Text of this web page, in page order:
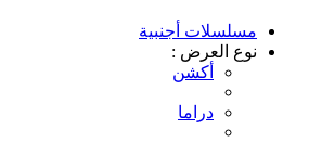
مسلسلات أجنبية
نوع العرض :
أكشن
دراما